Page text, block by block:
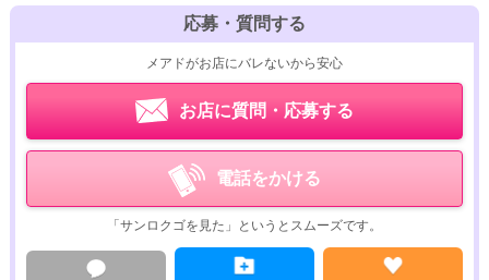
応募・質問する
メアドがお店にバレないから安心
お店に質問・応募する
電話をかける
「サンロクゴを見た」というとスムーズです。